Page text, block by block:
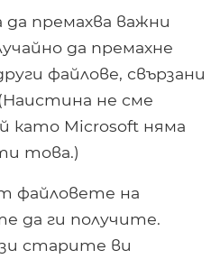
премахва важни
да премахне
файлове, свързани
не сме
като Microsoft няма
това.)
файловете на
да ги получите.
старите ви